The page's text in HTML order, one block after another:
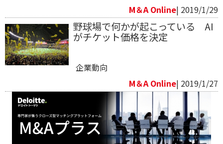
M＆A Online| 2019/1/29
野球場で何かが起こっている AI
がチケット価格を決定
企業動向
M＆A Online| 2019/1/27